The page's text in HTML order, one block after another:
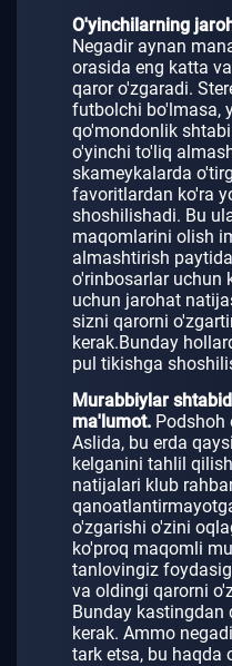
O'yinchilarning
Negadir aynan
orasida eng katta
qaror o'zgaradi.
futbolchi bo'lmasa,
qo'mondonlik
o'yinchi to'liq
skameykalarda
favoritlardan ko'ra
shoshilishadi. Bu
maqomlarini olish
almashtirish
o'rinbosarlar uchun
uchun jarohat
sizni qarorni
kerak.Bunday
pul tikishga
Murabbiylar
ma'lumot. Podshoh
Aslida, bu erda
kelganini tahlil
natijalari klub
o'zgarishi o'zini
ko'proq maqomli
tanlovingiz
va oldingi qarorni
Bunday
kerak. Ammo
tark etsa, bu haqda